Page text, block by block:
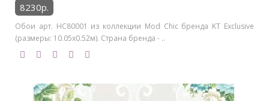
8230р.
Обои арт. HC80001 из коллекции Mod Chic бренда KT Exclusive
(размеры: 10.05х0.52м). Страна бренда - ..